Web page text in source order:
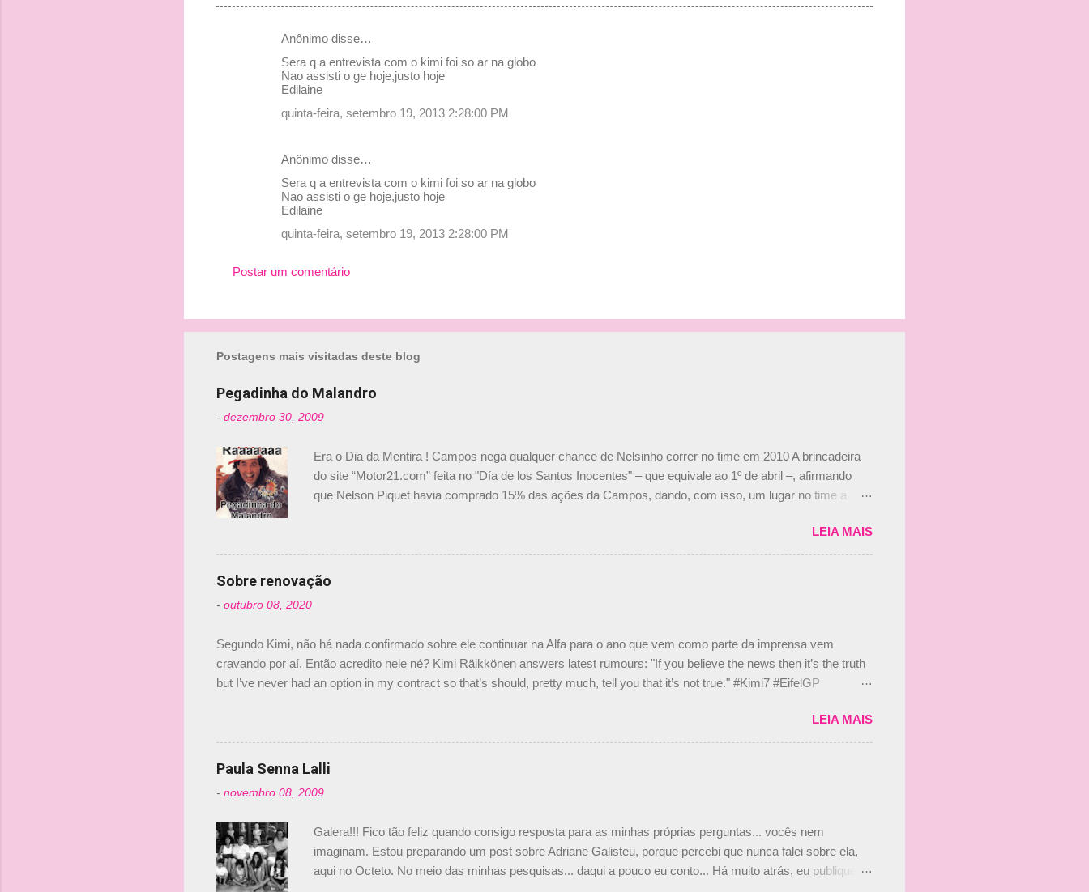
s
Anônimo disse…
Sera q a entrevista com o kimi foi so ar na globo
Nao assisti o ge hoje,justo hoje
Edilaine
quinta-feira, setembro 19, 2013 2:28:00 PM
Anônimo disse…
Sera q a entrevista com o kimi foi so ar na globo
Nao assisti o ge hoje,justo hoje
Edilaine
quinta-feira, setembro 19, 2013 2:28:00 PM
Postar um comentário
Postagens mais visitadas deste blog
Pegadinha do Malandro
- dezembro 30, 2009
Era o Dia da Mentira ! Campos nega qualquer chance de Nelsinho correr no time em 2010 A brincadeira
do site “Motor21.com” feita no "Día de los Santos Inocentes" – que equivale ao 1º de abril –, afirmando
que Nelson Piquet havia comprado 15% das ações da Campos, dando, com isso, um lugar no time a
dirigente foi taxativo ao declarar que o brasileiro não será o companheiro de Bruno Senna em 2010. "Na
verdade, nós recebemos uma oferta de Piquet", admitiu Audetto. “Mas depois de ter assinado com Bruno
Senna, não podemos ter dois brasileiros”, explicou, dizendo ainda que não tem nada contra o filho do
LEIA MAIS
Sobre renovação
- outubro 08, 2020
Segundo Kimi, não há nada confirmado sobre ele continuar na Alfa para o ano que vem como parte da imprensa vem
cravando por aí. Então acredito nele né? Kimi Räikkönen answers latest rumours: "If you believe the news then it’s the truth
but I’ve never had an option in my contract so that’s should, pretty much, tell you that it’s not true." #Kimi7 #EifelGP
falando sobre o fato do Iceman estar há tantos anos na F1. What is it like to have Kimi as a team mate? 🙌 Over to you,
@RGrosjean ! #EifelGP 🇩🇪 #F1 pic.twitter.com/GSAu1LWnwW — Formula 1 (@F1) October 8, 2020 Beijinhos, Ludy
LEIA MAIS
Paula Senna Lalli
- novembro 08, 2009
Galera!!! Fico tão feliz quando consigo resposta para as minhas próprias perguntas... vocês nem
imaginam. Estou preparando um post sobre Adriane Galisteu, porque percebi que nunca falei sobre ela,
aqui no Octeto. No meio das minhas pesquisas... daqui a pouco eu conto... Há muito atrás, eu publiquei